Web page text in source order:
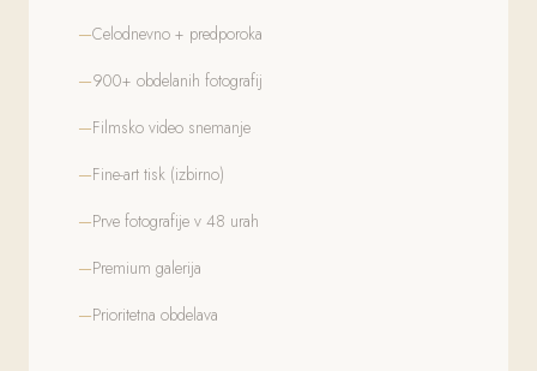
Celodnevno + predporoka
900+ obdelanih fotografij
Filmsko video snemanje
Fine-art tisk (izbirno)
Prve fotografije v 48 urah
Premium galerija
Prioritetna obdelava